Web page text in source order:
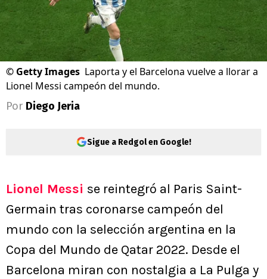
© Getty Images Laporta y el Barcelona vuelve a llorar a
Lionel Messi campeón del mundo.
Por Diego Jeria
Sigue a Redgol en Google!
Lionel Messi se reintegró al Paris Saint-
Germain tras coronarse campeón del
mundo con la selección argentina en la
Copa del Mundo de Qatar 2022. Desde el
Barcelona miran con nostalgia a La Pulga y